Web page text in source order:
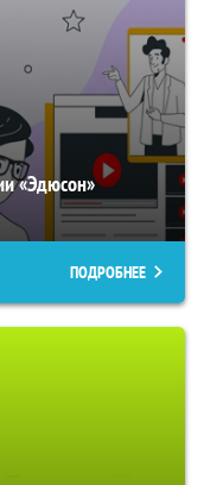
«Эдюсон»
ПОДРОБНЕЕ